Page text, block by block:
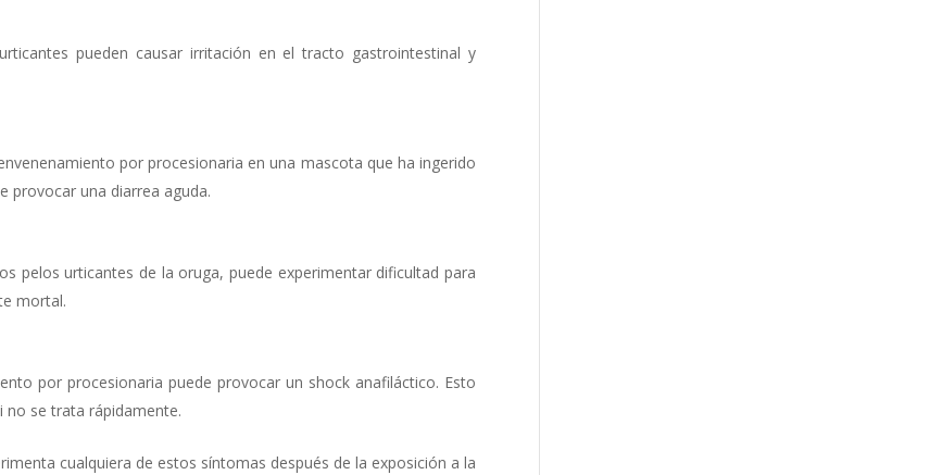
pueden causar irritación en el tracto gastrointestinal y
por procesionaria en una mascota que ha ingerido
provocar una diarrea aguda.
pelos urticantes de la oruga, puede experimentar dificultad para
mortal.
por procesionaria puede provocar un shock anafiláctico. Esto
no se trata rápidamente.
cualquiera de estos síntomas después de la exposición a la